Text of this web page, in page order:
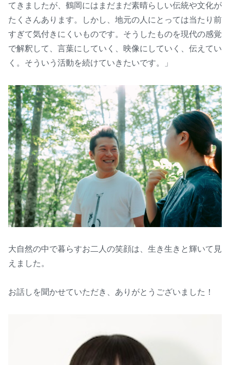
てきましたが、鶴岡にはまだまだ素晴らしい伝統や文化が
たくさんあります。しかし、地元の人にとっては当たり前
すぎて気付きにくいものです。そうしたものを現代の感覚
で解釈して、言葉にしていく、映像にしていく、伝えてい
く。そういう活動を続けていきたいです。」
大自然の中で暮らすお二人の笑顔は、生き生きと輝いて見
えました。
お話しを聞かせていただき、ありがとうございました！